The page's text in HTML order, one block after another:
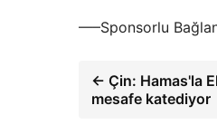
—–Sponsorlu
← Çin: Hamas'la
mesafe katediyor